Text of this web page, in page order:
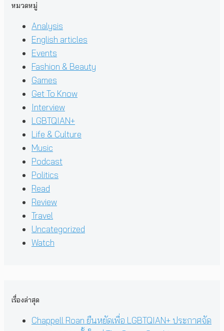
หมวดหมู่
Analysis
English articles
Events
Fashion & Beauty
Games
Get To Know
Interview
LGBTQIAN+
Life & Culture
Music
Podcast
Politics
Read
Review
Travel
Uncategorized
Watch
เรื่องล่าสุด
Chappell Roan ยืนหยัดเพื่อ LGBTQIAN+ ประกาศจัด